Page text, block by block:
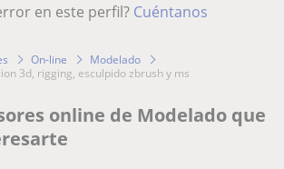
en este perfil? Cuéntanos
On-line
Modelado
3d, rigging, esculpido zbrush y ms
online de Modelado que